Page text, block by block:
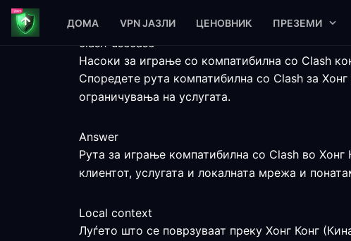
ДОМА VPN ЈАЗЛИ ЦЕНОВНИК ПРЕЗЕМИ
clash-usecase
Насоки за играње со компатибилна со Clash
Споредете рута компатибилна со Clash за
ограничувања на услугата.
Answer
Рута за играње компатибилна со Clash во
клиентот, услугата и локалната мрежа и
Local context
Луѓето што се поврзуваат преку Хонг Конг